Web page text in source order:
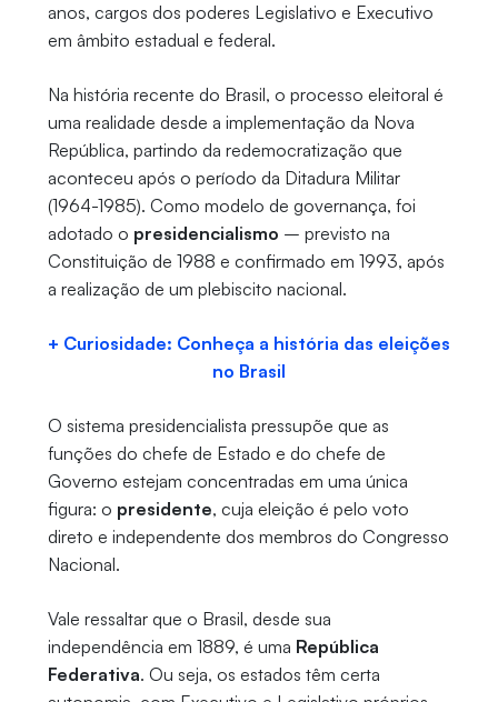
anos, cargos dos poderes Legislativo e Executivo
em âmbito estadual e federal.
Na história recente do Brasil, o processo eleitoral é
uma realidade desde a implementação da Nova
República, partindo da redemocratização que
aconteceu após o período da Ditadura Militar
(1964-1985). Como modelo de governança, foi
adotado o presidencialismo – previsto na
Constituição de 1988 e confirmado em 1993, após
a realização de um plebiscito nacional.
+ Curiosidade: Conheça a história das eleições
no Brasil
O sistema presidencialista pressupõe que as
funções do chefe de Estado e do chefe de
Governo estejam concentradas em uma única
figura: o presidente, cuja eleição é pelo voto
direto e independente dos membros do Congresso
Nacional.
Vale ressaltar que o Brasil, desde sua
independência em 1889, é uma República
Federativa. Ou seja, os estados têm certa